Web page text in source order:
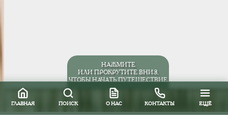
НАЖМИТЕ
ИЛИ ПРОКРУТИТЕ ВНИЗ,
ЧТОБЫ НАЧАТЬ ПУТЕШЕСТВИЕ
ГЛАВНАЯ ПОИСК О НАС КОНТАКТЫ ЕЩЁ